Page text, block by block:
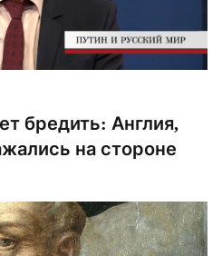
бредить: Англия,
на стороне